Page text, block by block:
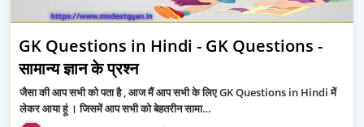
GK Questions in Hindi - GK Questions -
सामान्य ज्ञान के प्रश्न
जैसा की आप सभी को पता है , आज मैं आप सभी के लिए GK Questions in Hindi में
लेकर आया हूं । जिसमें आप सभी को बेहतरीन सामा…